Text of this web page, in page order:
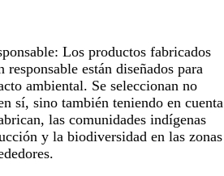
Los productos fabricados
están diseñados para
ambiental. Se seleccionan no
sí, sino también teniendo en cuenta
las comunidades indígenas
y la biodiversidad en las zonas